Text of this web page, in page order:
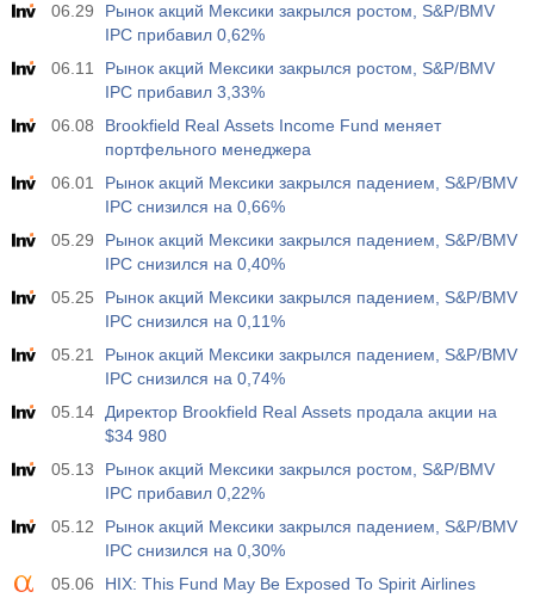
USD
Акт.
Прог.
Пред.
Потребительское кредитование от ФРС м/м
Акт.
$​14.17 млрд
Прог.
$​11.44 млрд
Пред.
USD
Чистый объем спекулятивных позиций по золоту от
Акт.
Прог.
нефти от CFTC
Акт.
112.4 тыс
Прог.
120.1 тыс
19:30
Чистый объем спекулятивных позиций по S&P 500
от CFTC
Акт.
-27.3 тыс
-17.2 тыс
06.29
Рынок акций Мексики закрылся ростом, S&P/BMV
IPC прибавил 0,62%
06.11
Рынок акций Мексики закрылся ростом, S&P/BMV
IPC прибавил 3,33%
06.08
Brookfield Real Assets Income Fund меняет
портфельного менеджера
06.01
Рынок акций Мексики закрылся падением, S&P/BMV
IPC снизился на 0,66%
05.29
Рынок акций Мексики закрылся падением, S&P/BMV
IPC снизился на 0,40%
05.25
Рынок акций Мексики закрылся падением, S&P/BMV
IPC снизился на 0,11%
05.21
Рынок акций Мексики закрылся падением, S&P/BMV
IPC снизился на 0,74%
05.14
Директор Brookfield Real Assets продала акции на
$34 980
05.13
Рынок акций Мексики закрылся ростом, S&P/BMV
IPC прибавил 0,22%
05.12
Рынок акций Мексики закрылся падением, S&P/BMV
IPC снизился на 0,30%
05.06
HIX: This Fund May Be Exposed To Spirit Airlines